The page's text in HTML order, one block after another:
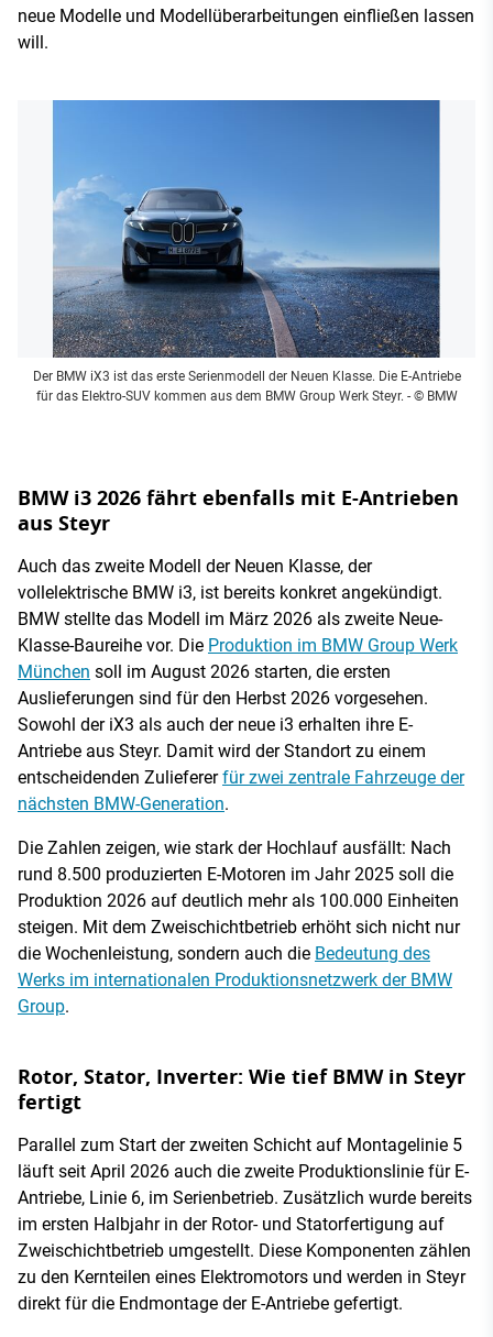
neue Modelle und Modellüberarbeitungen einfließen lassen
will.
Der BMW iX3 ist das erste Serienmodell der Neuen Klasse. Die E-Antriebe
für das Elektro-SUV kommen aus dem BMW Group Werk Steyr. - © BMW
BMW i3 2026 fährt ebenfalls mit E-Antrieben
aus Steyr
Auch das zweite Modell der Neuen Klasse, der
vollelektrische BMW i3, ist bereits konkret angekündigt.
BMW stellte das Modell im März 2026 als zweite Neue-
Klasse-Baureihe vor. Die Produktion im BMW Group Werk
München soll im August 2026 starten, die ersten
Auslieferungen sind für den Herbst 2026 vorgesehen.
Sowohl der iX3 als auch der neue i3 erhalten ihre E-
Antriebe aus Steyr. Damit wird der Standort zu einem
entscheidenden Zuliefererfür zwei zentrale Fahrzeuge der
nächsten BMW-Generation.
Die Zahlen zeigen, wie stark der Hochlauf ausfällt: Nach
rund 8.500 produzierten E-Motoren im Jahr 2025 soll die
Produktion 2026 auf deutlich mehr als 100.000 Einheiten
steigen. Mit dem Zweischichtbetrieb erhöht sich nicht nur
die Wochenleistung, sondern auch die Bedeutung des
Werks im internationalen Produktionsnetzwerk der BMW
Group.
Rotor, Stator, Inverter: Wie tief BMW in Steyr
fertigt
Parallel zum Start der zweiten Schicht auf Montagelinie 5
läuft seit April 2026 auch die zweite Produktionslinie für E-
Antriebe, Linie 6, im Serienbetrieb. Zusätzlich wurde bereits
im ersten Halbjahr in der Rotor- und Statorfertigung auf
Zweischichtbetrieb umgestellt. Diese Komponenten zählen
zu den Kernteilen eines Elektromotors und werden in Steyr
direkt für die Endmontage der E-Antriebe gefertigt.